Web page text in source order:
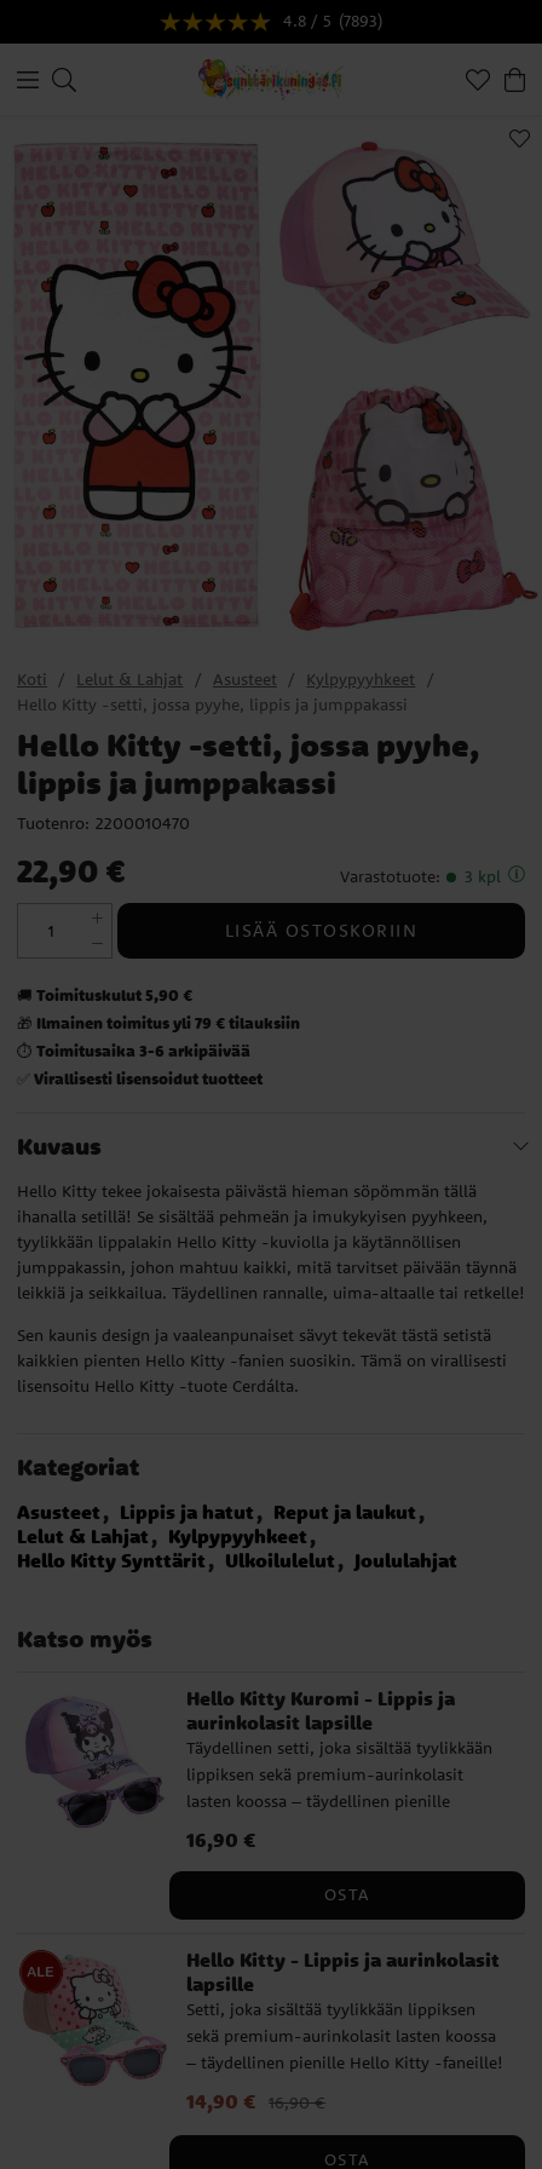
4.8 / 5 (7893)
Koti Lelut & Lahjat Asusteet
Kylpypyyhkeet
Hello Kitty -setti, jossa pyyhe, lippis ja jumppakassi
Hello Kitty -setti, jossa pyyhe,
lippis ja jumppakassi
Tuotenro: 2200010470
Hinta:22,90 €
22,90 € Varastotuote: 3 kpl
LISÄÄ OSTOSKORIIN
🚚 Toimituskulut 5,90 €
🎁 Ilmainen toimitus yli 79 € tilauksiin
⏱️ Toimitusaika 3-6 arkipäivää
✅ Virallisesti lisensoidut tuotteet
Kuvaus
Hello Kitty tekee jokaisesta päivästä hieman söpömmän tällä
ihanalla setillä! Se sisältää pehmeän ja imukykyisen pyyhkeen,
tyylikkään lippalakin Hello Kitty -kuviolla ja käytännöllisen
jumppakassin, johon mahtuu kaikki, mitä tarvitset päivään täynnä
leikkiä ja seikkailua. Täydellinen rannalle, uima-altaalle tai retkelle!
Sen kaunis design ja vaaleanpunaiset sävyt tekevät tästä setistä
kaikkien pienten Hello Kitty -fanien suosikin. Tämä on virallisesti
lisensoitu Hello Kitty -tuote Cerdálta.
Kategoriat
Asusteet Lippis ja hatut
Reput ja laukut
Lelut & Lahjat
Kylpypyyhkeet
Hello Kitty Synttärit
Ulkoilulelut Joululahjat
Katso myös
Hello Kitty Kuromi - Lippis ja
aurinkolasit lapsille
Täydellinen setti, joka sisältää tyylikkään
lippiksen sekä premium-aurinkolasit
lasten koossa – täydellinen pienille
design, jossa on vallaton ja ihana Kuromi.
ja suojaa aurinkoisina päivinä. Lippalakki
säädettävissä takaa, mikä tekee siitä
sopivan useimmille noin 4–6-vuotiaille
lapsille. Aurinkolasit on testattu
laboratoriossa ja ne täyttävät vaatimukset:
Täyttää standardin EN ISO 12312-1:2023
vaatimukset ja tarjoaa 100 % suojan UV-
säteiltä ja auringon haitallisilta
Hinta: 16,90 €
16,90 €
OSTA
Hello Kitty - Lippis ja aurinkolasit
lapsille
Setti, joka sisältää tyylikkään lippiksen
sekä premium-aurinkolasit lasten koossa
– täydellinen pienille Hello Kitty -faneille!
kuviointi ja yhteensopivat aurinkolasit,
Nykyinen hinta:14,90 €
14,90 € 16,90 €
OSTA